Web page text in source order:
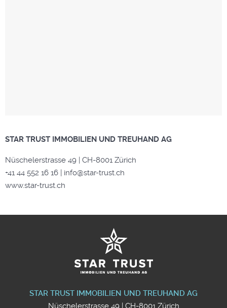
STAR TRUST IMMOBILIEN UND TREUHAND AG
Nüschelerstrasse 49 | CH-8001 Zürich
+41 44 552 16 16 | info@star-trust.ch
www.star-trust.ch
STAR TRUST IMMOBILIEN UND TREUHAND AG
Nüschelerstrasse 49 | CH-8001 Zürich